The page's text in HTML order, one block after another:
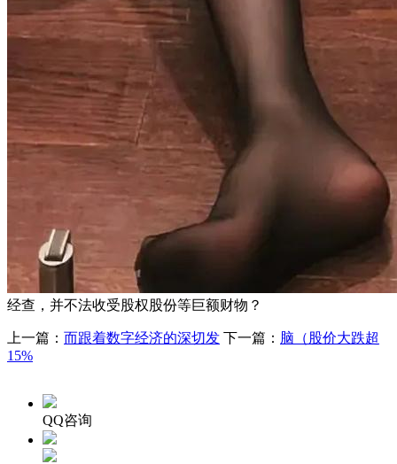
经查，并不法收受股权股份等巨额财物？
上一篇： 而跟着数字经济的深切发 下一篇： 脑（股价大跌超
15%
QQ咨询